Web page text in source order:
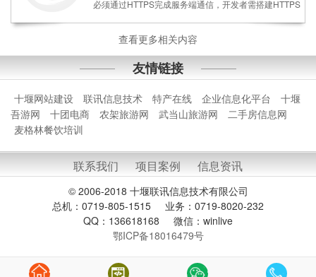
鄂ICP备18016479号